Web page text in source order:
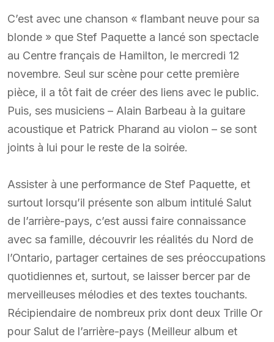
C’est avec une chanson « flambant neuve pour sa
blonde » que Stef Paquette a lancé son spectacle
au Centre français de Hamilton, le mercredi 12
novembre. Seul sur scène pour cette première
pièce, il a tôt fait de créer des liens avec le public.
Puis, ses musiciens – Alain Barbeau à la guitare
acoustique et Patrick Pharand au violon – se sont
joints à lui pour le reste de la soirée.
Assister à une performance de Stef Paquette, et
surtout lorsqu’il présente son album intitulé Salut
de l’arrière-pays, c’est aussi faire connaissance
avec sa famille, découvrir les réalités du Nord de
l’Ontario, partager certaines de ses préoccupations
quotidiennes et, surtout, se laisser bercer par de
merveilleuses mélodies et des textes touchants.
Récipiendaire de nombreux prix dont deux Trille Or
pour Salut de l’arrière-pays (Meilleur album et